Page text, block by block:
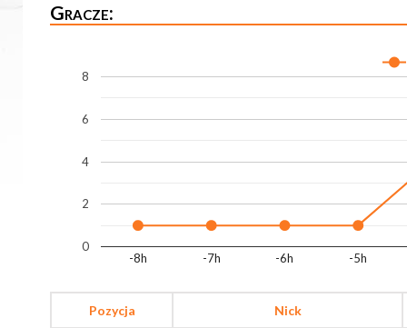
Gracze:
-8h -7h -6h -5h
0
2
4
6
8
Pozycja Nick